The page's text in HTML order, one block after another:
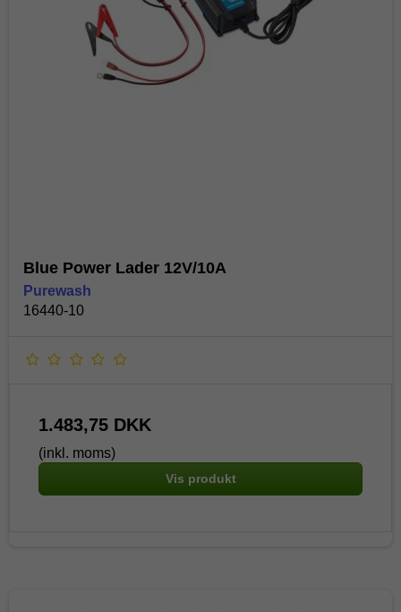
Blue Power Lader 12V/10A
Purewash
16440-10
1.483,75 DKK
(inkl. moms)
Vis produkt